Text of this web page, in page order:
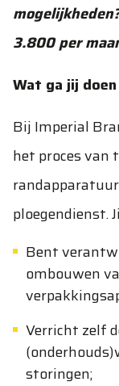
3.800 per
Wat ga jij
Bij Imperial
het proces van
ploegendienst.
Bent
ombouwen
Verricht zelf
storingen;